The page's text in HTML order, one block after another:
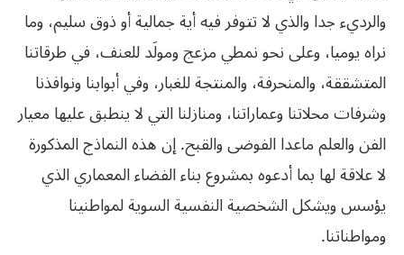
والرديء جدا والذي‮ ‬لا تتوفر فيه أية جمالية أو ذوق سليم،‮ ‬وما
نراه‮ ‬يوميا،‮ ‬وعلى نحو نمطي‮ ‬مزعج ومولَد للعنف،‮ ‬في‮ ‬طرقاتنا
المتشققة،‮ ‬والمنحرفة،‮ ‬والمنتجة للغبار،‮ ‬وفي‮ ‬أبوابنا ونوافذنا
وشرفات محلاتنا وعماراتنا،‮ ‬ومنازلنا التي‮ ‬لا‮ ‬ينطبق عليها معيار
الفن والعلم ماعدا الفوضى والقبح‮. ‬إن هذه النماذج المذكورة
لا علاقة لها بما أدعوه بمشروع بناء الفضاء المعماري‮ ‬الذي‮
‬يؤسس ويشكل الشخصية النفسية السوية لمواطنينا
ومواطناتنا‮.‬